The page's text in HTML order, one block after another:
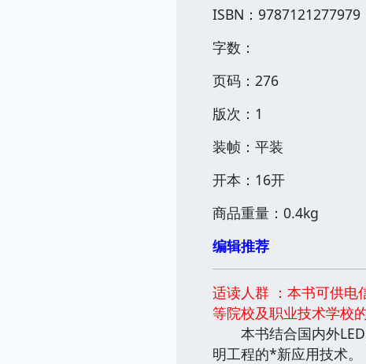
ISBN：9787121277979
字数：
页码：276
版次：1
装帧：平装
开本：16开
商品重量：0.4kg
编辑推荐
适读人群 ：本书可供电
等院校及职业技术学校
本书结合国内外LED
明工程的*新应用技术。